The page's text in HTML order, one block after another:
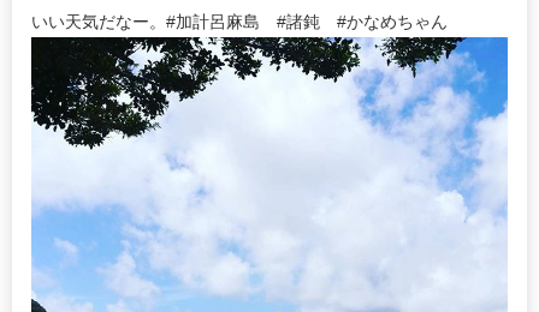
いい天気だなー。#加計呂麻島 #諸鈍 #かなめちゃん